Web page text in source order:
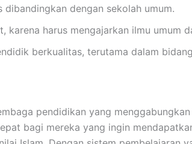
dibandingkan dengan sekolah umum.
karena harus mengajarkan ilmu umum
berkualitas, terutama dalam
pendidikan yang
bagi mereka yang ingin